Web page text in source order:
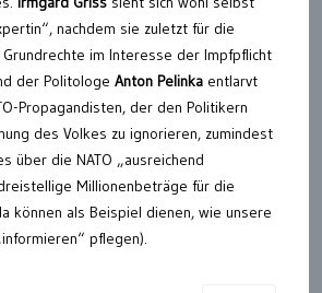
nachdem sie zuletzt für die
Grundrechte im Interesse der Impfpflicht
der Politologe Anton Pelinka entlarvt
Propagandisten, der den Politikern
des Volkes zu ignorieren, zumindest
über die NATO „ausreichend
Millionenbeträge für die
können als Beispiel dienen, wie unsere
pflegen).